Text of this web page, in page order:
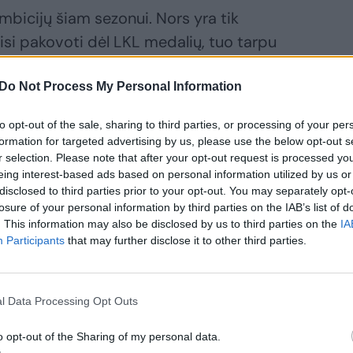
Do Not Process My Personal Information
opt-out of the sale, sharing to third parties, or processing of your
for targeted advertising by us, please use the below opt-out
selection. Please note that after your opt-out request is processed
interest-based ads based on personal information utilized by us
to third parties prior to your opt-out. You may separately
of your personal information by third parties on the IAB’s list of
This information may also be disclosed by us to third parties on the
Participants that may further disclose it to other third parties.
Data Processing Opt Outs
opt-out of the Sharing of my personal data.
šiam sezonui. Nors yra tik
pakovoti dėl LKL medalių, tuo tarpu
jam nebus paskutinis
sezoną, bet kaip bus, priklauso ne
ir galvoti, kaip noriu žaisti, bet jei
– sako jis.
1,5 mėnesio pertraukos. Koks
lengvas? Žvelgiant į pasirodymą (15
naudingumo balų) atrodo, kad